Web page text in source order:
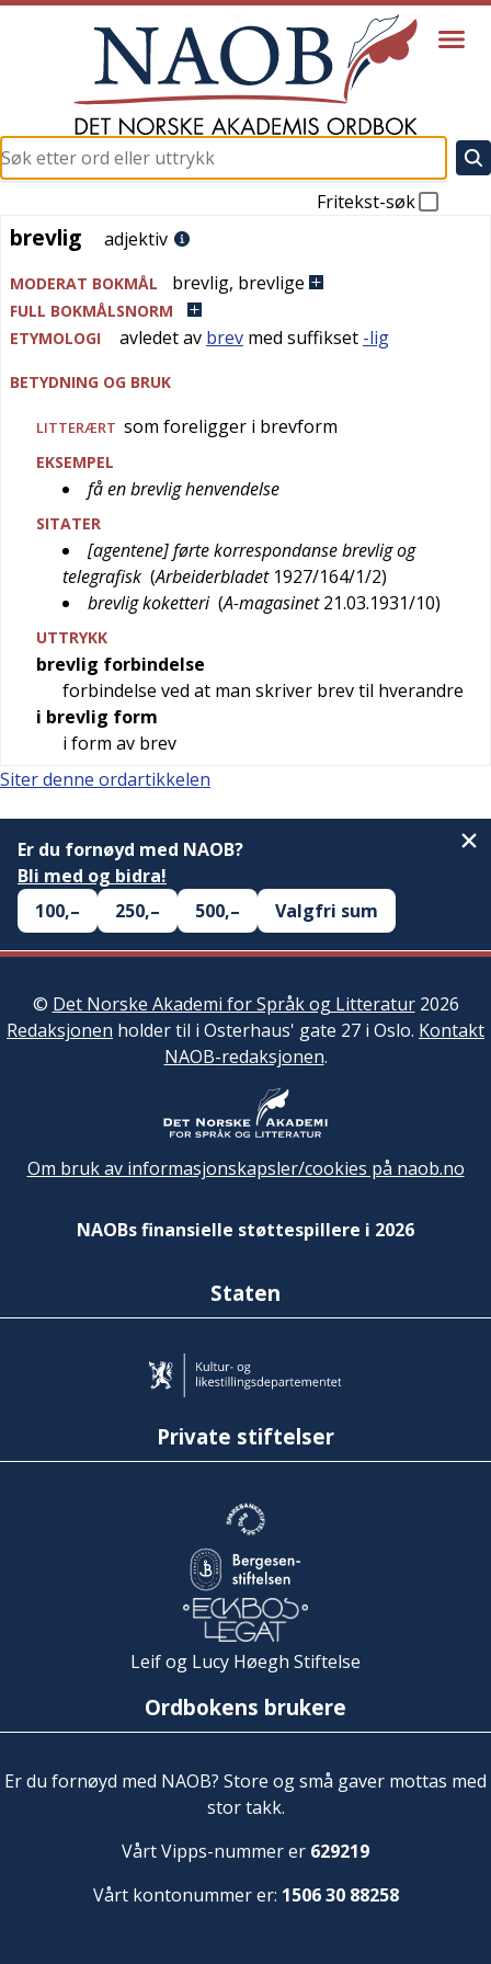
Fritekst-søk
brevlig
brevlig adjektiv
MODERAT BOKMÅL brevlig, brevlige
FULL BOKMÅLSNORM
ETYMOLOGI
avledet av brev med suffikset -lig
BETYDNING OG BRUK
LITTERÆRT som foreligger i brevform
EKSEMPEL
få en brevlig henvendelse
SITATER
[agentene] førte korrespondanse brevlig og
telegrafisk (Arbeiderbladet 1927/164/1/2)
brevlig koketteri (A-magasinet 21.03.1931/10)
UTTRYKK
brevlig forbindelse
forbindelse ved at man skriver brev til hverandre
i brevlig form
i form av brev
Siter denne ordartikkelen
Er du fornøyd med NAOB?
Bli med og bidra!
100,–
250,– 500,– Valgfri sum
© Det Norske Akademi for Språk og Litteratur2026
Redaksjonen holder til i Osterhaus' gate 27 i Oslo. Kontakt
NAOB-redaksjonen.
Om bruk av informasjonskapsler/cookies på naob.no
NAOBs finansielle støttespillere i 2026
Staten
Private stiftelser
Leif og Lucy Høegh Stiftelse
Ordbokens brukere
Er du fornøyd med NAOB? Store og små gaver mottas med
stor takk.
Vårt Vipps-nummer er 629219
Vårt kontonummer er: 1506 30 88258